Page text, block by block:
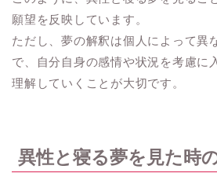
願望を反映しています。
ただし、夢の解釈は個人によって異
で、自分自身の感情や状況を考慮に
理解していくことが大切です。
異性と寝る夢を見た時